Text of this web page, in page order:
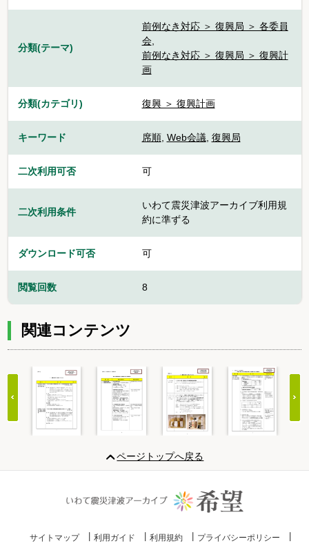
分類(テーマ)
前例なき対応 ＞ 復興局 ＞ 各委員
会,
前例なき対応 ＞ 復興局 ＞ 復興計
画
分類(カテゴリ) 復興 ＞ 復興計画
キーワード 席順, Web会議, 復興局
二次利用可否 可
二次利用条件
いわて震災津波アーカイブ利用規
約に準ずる
ダウンロード可否 可
閲覧回数 8
関連コンテンツ
20
ページトップへ戻る
サイトマップ 利用ガイド 利用規約 プライバシーポリシー